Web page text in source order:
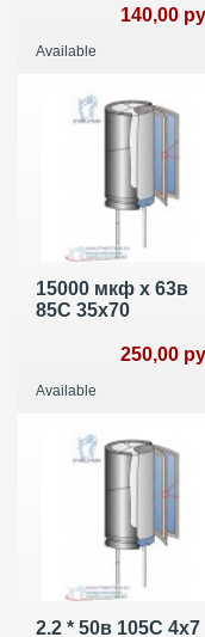
140,00
Available
15000 мкф х 63в
85С 35х70
250,00
Available
2.2 * 50в 105C 4x7